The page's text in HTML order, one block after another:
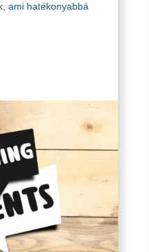
ami hatékonyabbá